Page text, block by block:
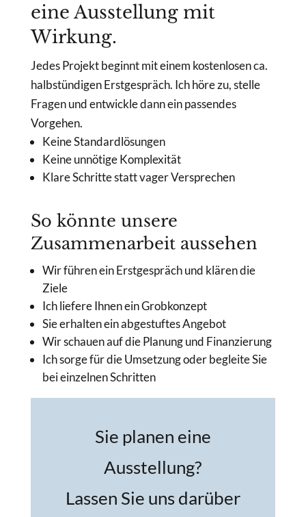
eine Ausstellung mit
Wirkung.
Jedes Projekt beginnt mit einem kostenlosen ca.
halbstündigen Erstgespräch. Ich höre zu, stelle
Fragen und entwickle dann ein passendes
Vorgehen.
Keine Standardlösungen
Keine unnötige Komplexität
Klare Schritte statt vager Versprechen
So könnte unsere
Zusammenarbeit aussehen
Wir führen ein Erstgespräch und klären die
Ziele
Ich liefere Ihnen ein Grobkonzept
Sie erhalten ein abgestuftes Angebot
Wir schauen auf die Planung und Finanzierung
Ich sorge für die Umsetzung oder begleite Sie
bei einzelnen Schritten
Sie planen eine
Ausstellung?
Lassen Sie uns darüber